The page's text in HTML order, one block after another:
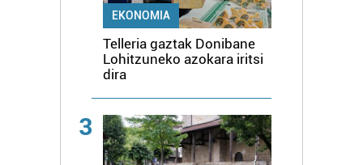
EKONOMIA
Telleria gaztak Donibane
Lohitzuneko azokara iritsi
dira
3